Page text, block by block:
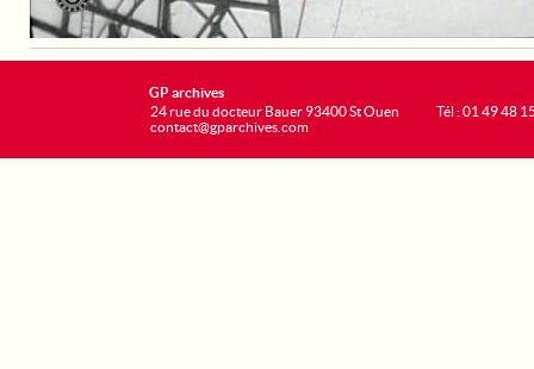
GP archives
24 rue du docteur Bauer 93400 St Ouen
contact@gparchives.com
Tél : 01 49 48